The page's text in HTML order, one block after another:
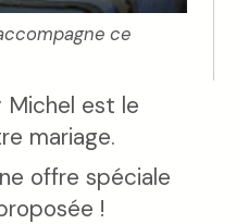
ce
Michel est le
mariage.
offre spéciale
!